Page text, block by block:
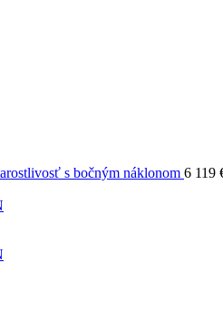
s bočným náklonom 6 119